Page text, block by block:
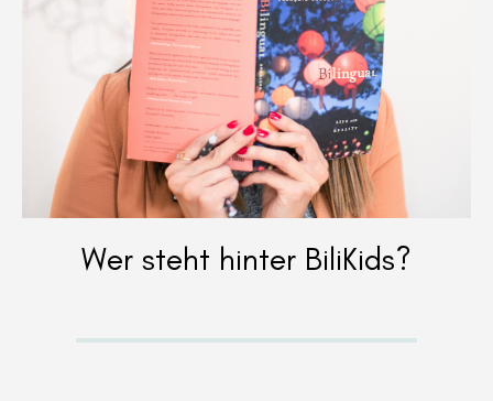
Wer steht hinter BiliKids?